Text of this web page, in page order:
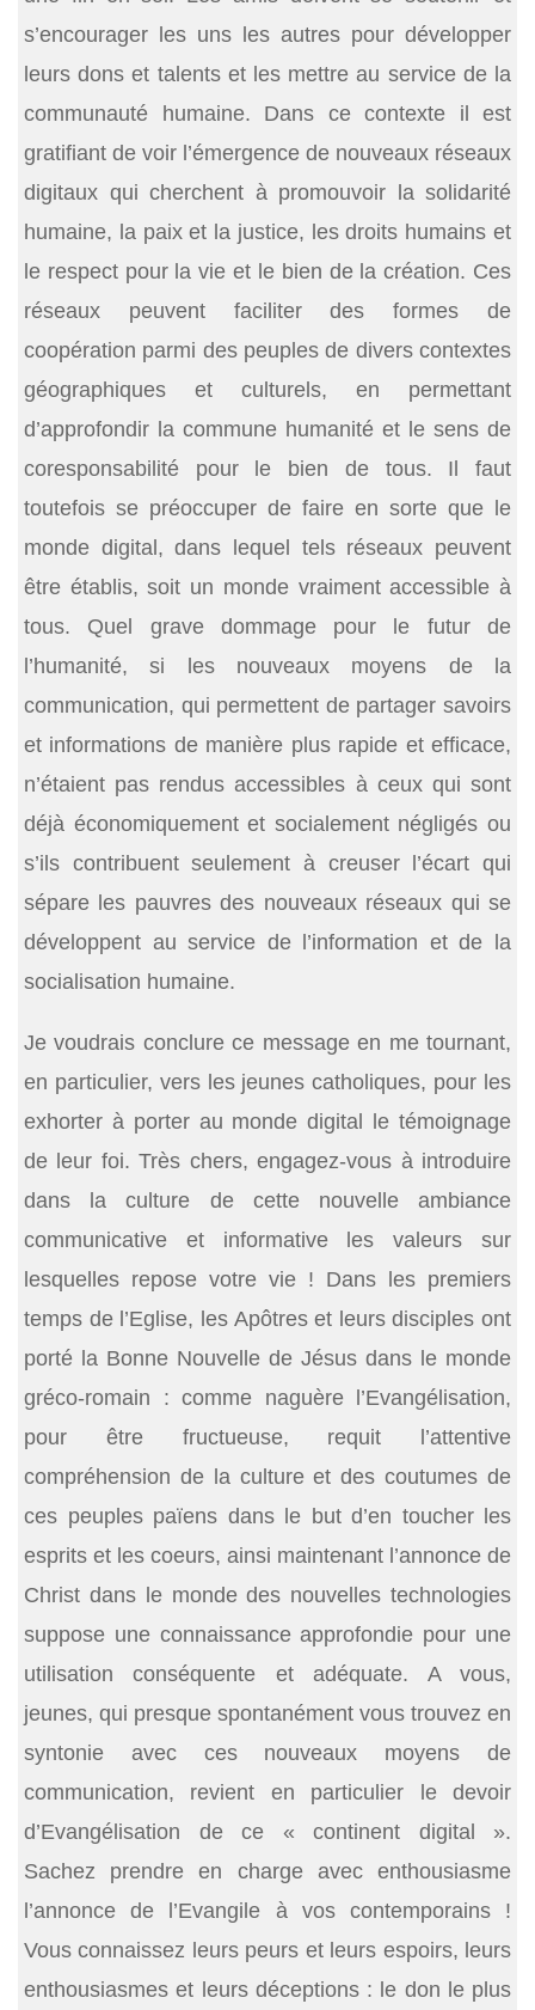
s’encourager les uns les autres pour développer
leurs dons et talents et les mettre au service de la
communauté humaine. Dans ce contexte il est
gratifiant de voir l’émergence de nouveaux réseaux
digitaux qui cherchent à promouvoir la solidarité
humaine, la paix et la justice, les droits humains et
le respect pour la vie et le bien de la création. Ces
réseaux peuvent faciliter des formes de
coopération parmi des peuples de divers contextes
géographiques et culturels, en permettant
d’approfondir la commune humanité et le sens de
coresponsabilité pour le bien de tous. Il faut
toutefois se préoccuper de faire en sorte que le
monde digital, dans lequel tels réseaux peuvent
être établis, soit un monde vraiment accessible à
tous. Quel grave dommage pour le futur de
l’humanité, si les nouveaux moyens de la
communication, qui permettent de partager savoirs
et informations de manière plus rapide et efficace,
n’étaient pas rendus accessibles à ceux qui sont
déjà économiquement et socialement négligés ou
s’ils contribuent seulement à creuser l’écart qui
sépare les pauvres des nouveaux réseaux qui se
développent au service de l’information et de la
socialisation humaine.
Je voudrais conclure ce message en me tournant,
en particulier, vers les jeunes catholiques, pour les
exhorter à porter au monde digital le témoignage
de leur foi. Très chers, engagez-vous à introduire
dans la culture de cette nouvelle ambiance
communicative et informative les valeurs sur
lesquelles repose votre vie ! Dans les premiers
temps de l’Eglise, les Apôtres et leurs disciples ont
porté la Bonne Nouvelle de Jésus dans le monde
gréco-romain : comme naguère l’Evangélisation,
pour être fructueuse, requit l’attentive
compréhension de la culture et des coutumes de
ces peuples païens dans le but d’en toucher les
esprits et les coeurs, ainsi maintenant l’annonce de
Christ dans le monde des nouvelles technologies
suppose une connaissance approfondie pour une
utilisation conséquente et adéquate. A vous,
jeunes, qui presque spontanément vous trouvez en
syntonie avec ces nouveaux moyens de
communication, revient en particulier le devoir
d’Evangélisation de ce « continent digital ».
Sachez prendre en charge avec enthousiasme
l’annonce de l’Evangile à vos contemporains !
Vous connaissez leurs peurs et leurs espoirs, leurs
enthousiasmes et leurs déceptions : le don le plus